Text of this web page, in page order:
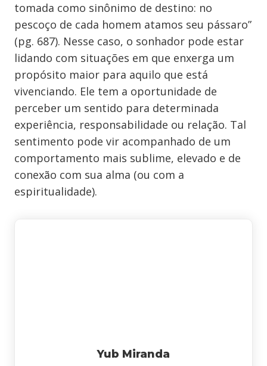
tomada como sinônimo de destino: no
pescoço de cada homem atamos seu pássaro”
(pg. 687). Nesse caso, o sonhador pode estar
lidando com situações em que enxerga um
propósito maior para aquilo que está
vivenciando. Ele tem a oportunidade de
perceber um sentido para determinada
experiência, responsabilidade ou relação. Tal
sentimento pode vir acompanhado de um
comportamento mais sublime, elevado e de
conexão com sua alma (ou com a
espiritualidade).
Yub Miranda